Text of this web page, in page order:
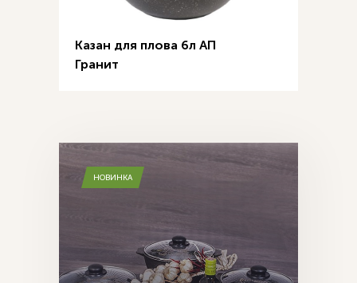
Казан для плова 6л АП
Гранит
НОВИНКА